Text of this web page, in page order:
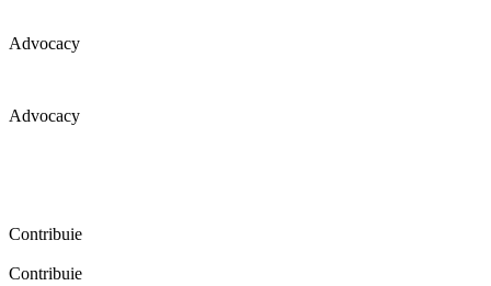
Advocacy
Advocacy
Contribuie
Contribuie